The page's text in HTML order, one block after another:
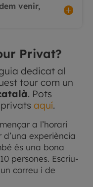
venir,
Privat?
dedicat al
tour com un
. Pots
privatsaquí.
a l’horari
experiència
és una bona
persones. Escriu-
correu i de